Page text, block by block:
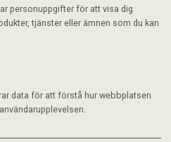
personuppgifter för att visa dig
tjänster eller ämnen som du kan
data för att förstå hur webbplatsen